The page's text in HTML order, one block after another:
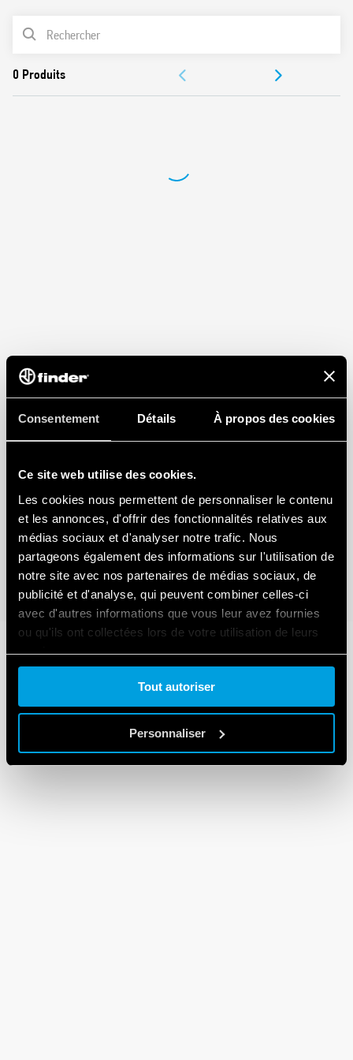
Consentement Détails À propos des cookies
Ce site web utilise des cookies.
Les cookies nous permettent de personnaliser le contenu
et les annonces, d'offrir des fonctionnalités relatives aux
médias sociaux et d'analyser notre trafic. Nous
partageons également des informations sur l'utilisation de
notre site avec nos partenaires de médias sociaux, de
publicité et d'analyse, qui peuvent combiner celles-ci
avec d'autres informations que vous leur avez fournies
ou qu'ils ont collectées lors de votre utilisation de leurs
services.
Tout autoriser
Personnaliser
LISTE DES PRODUITS
CERTIFICATIONS